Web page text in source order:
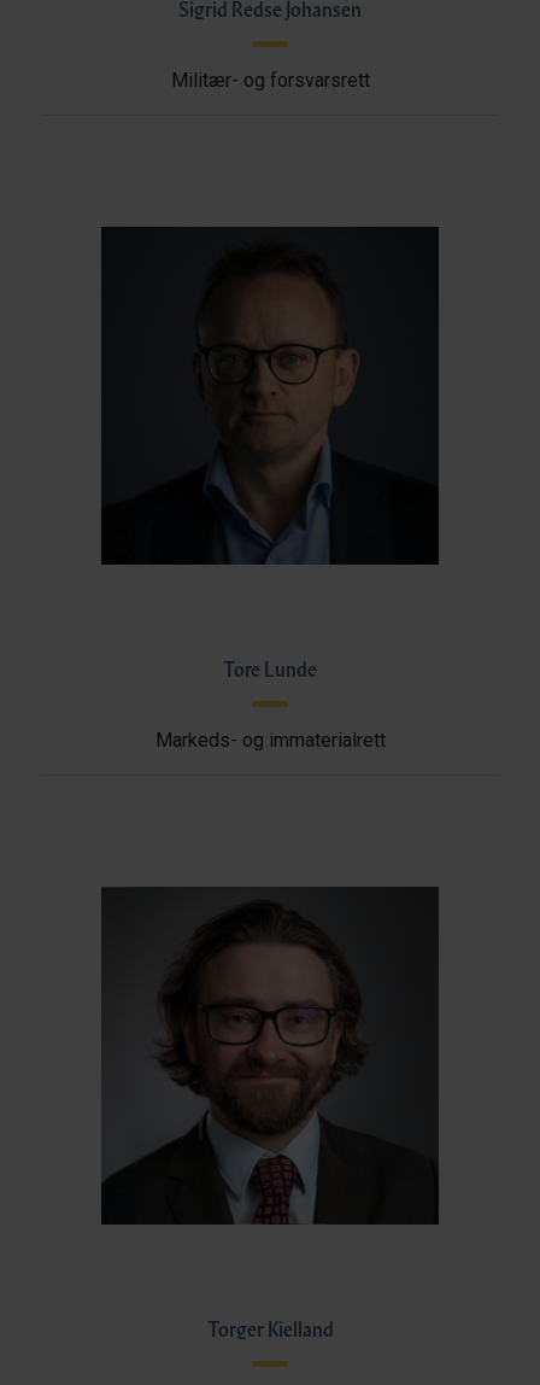
Sigrid Redse Johansen
Militær- og forsvarsrett
Tore Lunde
Markeds- og immaterialrett
Torger Kielland